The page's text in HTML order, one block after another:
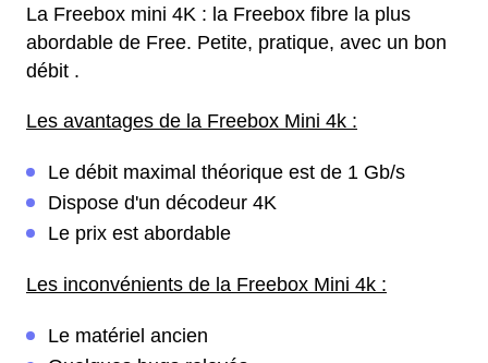
La Freebox mini 4K : la Freebox fibre la plus
abordable de Free. Petite, pratique, avec un bon
débit .
Les avantages de la Freebox Mini 4k :
Le débit maximal théorique est de 1 Gb/s
Dispose d'un décodeur 4K
Le prix est abordable
Les inconvénients de la Freebox Mini 4k :
Le matériel ancien